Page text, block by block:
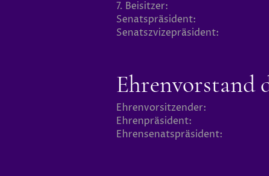
7. Beisitzer:
Senatspräsident:
Senatszvizepräsident:
Ehrenvorstand
Ehrenvorsitzender:
Ehrenpräsident:
Ehrensenatspräsident: